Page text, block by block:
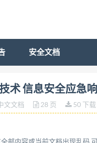
安全文档
术 信息安全应急
文文档 28 页 50 下载